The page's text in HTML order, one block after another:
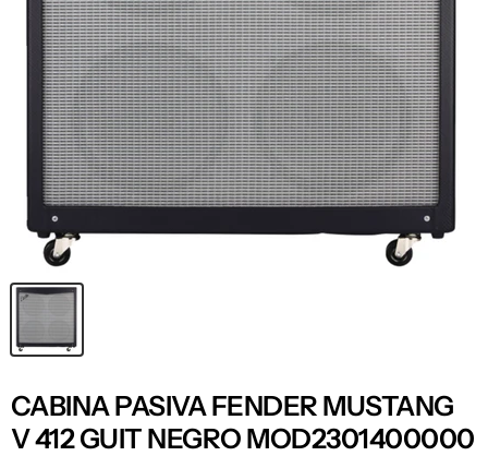
CABINA PASIVA FENDER MUSTANG
V 412 GUIT NEGRO MOD2301400000